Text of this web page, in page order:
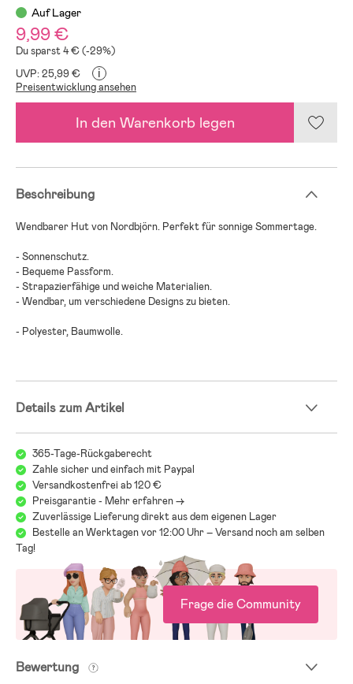
Auf Lager
9,99 €
Du sparst 4 € (-29%)
UVP: 25,99 €
i
Preisentwicklung ansehen
In den Warenkorb legen
Beschreibung
Wendbarer Hut von Nordbjörn. Perfekt für sonnige Sommertage.
- Sonnenschutz.
- Bequeme Passform.
- Strapazierfähige und weiche Materialien.
- Wendbar, um verschiedene Designs zu bieten.
- Polyester, Baumwolle.
Details zum Artikel
365-Tage-Rückgaberecht
Zahle sicher und einfach mit Paypal
Versandkostenfrei ab 120 €
Preisgarantie - Mehr erfahren ->
Zuverlässige Lieferung direkt aus dem eigenen Lager
Bestelle an Werktagen vor 12:00 Uhr – Versand noch am selben
Tag!
Frage die Community
Bewertung